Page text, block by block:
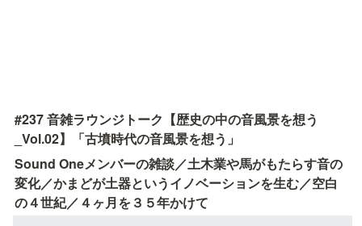
#237 音雑ラウンジトーク【歴史の中の音風景を想う
_Vol.02】「古墳時代の音風景を想う」
Sound Oneメンバーの雑談／土木業や馬がもたらす音の
変化／かまどが土器というイノベーションを生む／空白
の４世紀／４ヶ月を３５年かけて